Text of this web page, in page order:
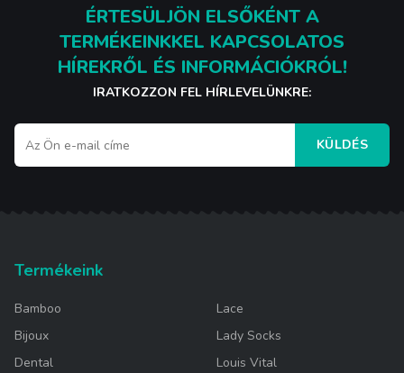
ÉRTESÜLJÖN ELSŐKÉNT A
TERMÉKEINKKEL KAPCSOLATOS
HÍREKRŐL ÉS INFORMÁCIÓKRÓL!
IRATKOZZON FEL HÍRLEVELÜNKRE:
KÜLDÉS
Termékeink
Bamboo
Bijoux
Dental
Lace
Lady Socks
Louis Vital